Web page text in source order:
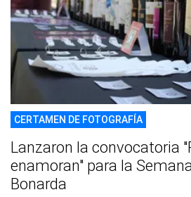
CERTAMEN DE FOTOGRAFÍA
Lanzaron la convocatoria
enamoran" para la
Bonarda